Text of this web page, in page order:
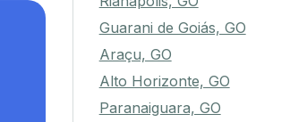
Guarani de Goiás, GO
Araçu, GO
Alto Horizonte, GO
Paranaiguara, GO